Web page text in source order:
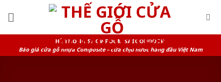
HỆ THỐNG SHOWROOM SAIGONDOOR
Báo giá cửa gỗ nhựa Composite – cửa chịu nước hàng đầu Việt Nam